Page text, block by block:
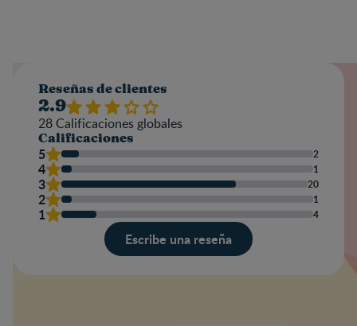
Reseñas de clientes
2.9
28 Calificaciones globales
Calificaciones
5 2
4 1
3 20
2 1
1 4
Escribe una reseña